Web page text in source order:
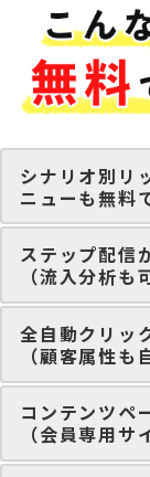
シナリオ別リ
ニューも無料
ステップ配信
（流入分析も
全自動クリッ
（顧客属性も
コンテンツペ
（会員専用サ